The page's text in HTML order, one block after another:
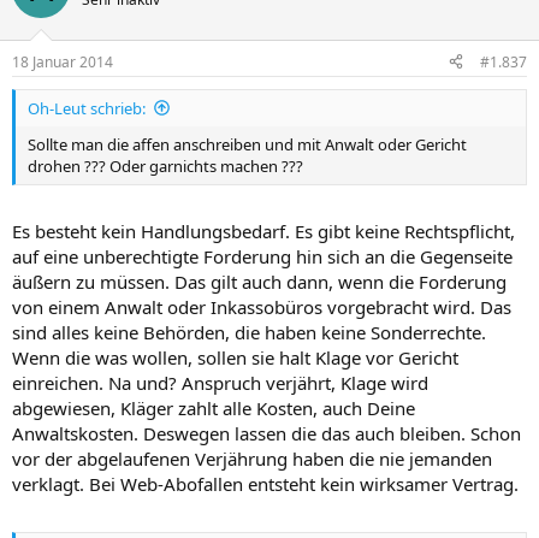
18 Januar 2014 #1.837
Oh-Leut schrieb:
Sollte man die affen anschreiben und mit Anwalt oder Gericht
drohen ??? Oder garnichts machen ???
Es besteht kein Handlungsbedarf. Es gibt keine Rechtspflicht,
auf eine unberechtigte Forderung hin sich an die Gegenseite
äußern zu müssen. Das gilt auch dann, wenn die Forderung
von einem Anwalt oder Inkassobüros vorgebracht wird. Das
sind alles keine Behörden, die haben keine Sonderrechte.
Wenn die was wollen, sollen sie halt Klage vor Gericht
einreichen. Na und? Anspruch verjährt, Klage wird
abgewiesen, Kläger zahlt alle Kosten, auch Deine
Anwaltskosten. Deswegen lassen die das auch bleiben. Schon
vor der abgelaufenen Verjährung haben die nie jemanden
verklagt. Bei Web-Abofallen entsteht kein wirksamer Vertrag.